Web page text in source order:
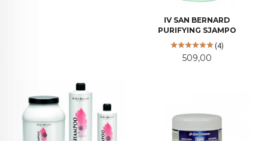
IV SAN BERNARD
PURIFYING SJAMPO
(4)
Pris
509,00